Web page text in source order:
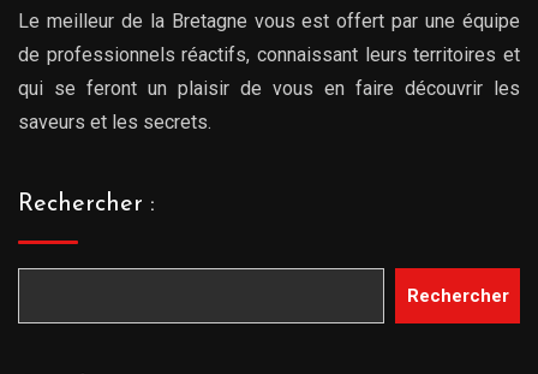
Le meilleur de la Bretagne vous est offert par une équipe
de professionnels réactifs, connaissant leurs territoires et
qui se feront un plaisir de vous en faire découvrir les
saveurs et les secrets.
Rechercher :
Rechercher